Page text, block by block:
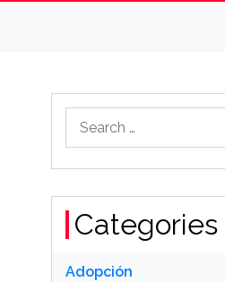
for:
Categories
Adopción